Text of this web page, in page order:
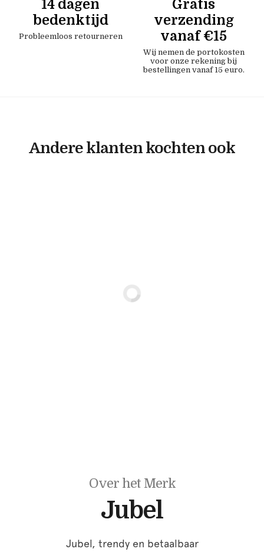
14 dagen
bedenktijd
Probleemloos retourneren
Gratis
verzending
vanaf €15
Wij nemen de portokosten
voor onze rekening bij
bestellingen vanaf 15 euro.
Andere klanten kochten ook
Over het Merk
Jubel
Jubel, trendy en betaalbaar